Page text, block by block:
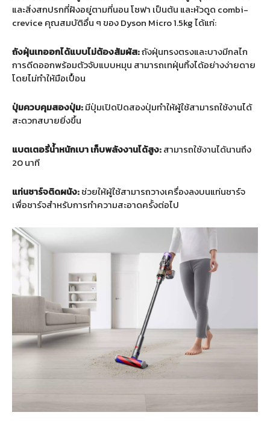
และสิ่งสกปรกที่ฝังอยู่ตามที่นอน โซฟา เป็นต้น และหัวดูด combi-
crevice คุณสมบัติอื่น ๆ ของ Dyson Micro 1.5kg ได้แก่:
ถังฝุ่นเทออกได้แบบไม่ต้องสัมผัส:ถังฝุ่นทรงตรงและบางมีกลไก
การดีดออกพร้อมตัวจับแบบหมุน สามารถเทฝุ่นทิ้งได้อย่างง่ายดาย
โดยไม่ทำให้มือเปื้อน
ปุ่มควบคุมสองปุ่ม:มีปุ่มเปิดปิดสองปุ่มทำให้ผู้ใช้สามารถใช้งานได้
สะดวกสบายยิ่งขึ้น
แบตเตอรี่น้ำหนักเบา เก็บพลังงานได้สูง:สามารถใช้งานได้นานถึง
20 นาที
แท่นชาร์จติดผนัง:ช่วยให้ผู้ใช้สามารถวางเครื่องลงบนแท่นชาร์จ
เพื่อชาร์จสำหรับการทำความสะอาดครั้งต่อไป